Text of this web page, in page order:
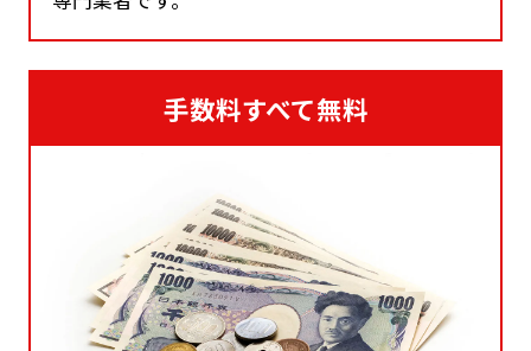
手数料すべて無料